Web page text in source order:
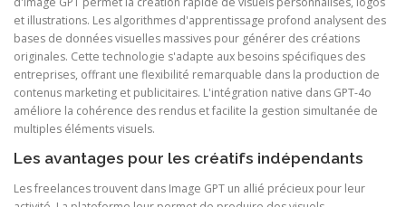
et illustrations. Les algorithmes d'apprentissage profond analysent des
bases de données visuelles massives pour générer des créations
originales. Cette technologie s'adapte aux besoins spécifiques des
entreprises, offrant une flexibilité remarquable dans la production de
contenus marketing et publicitaires. L'intégration native dans GPT-4o
améliore la cohérence des rendus et facilite la gestion simultanée de
multiples éléments visuels.
Les avantages pour les créatifs indépendants
Les freelances trouvent dans Image GPT un allié précieux pour leur